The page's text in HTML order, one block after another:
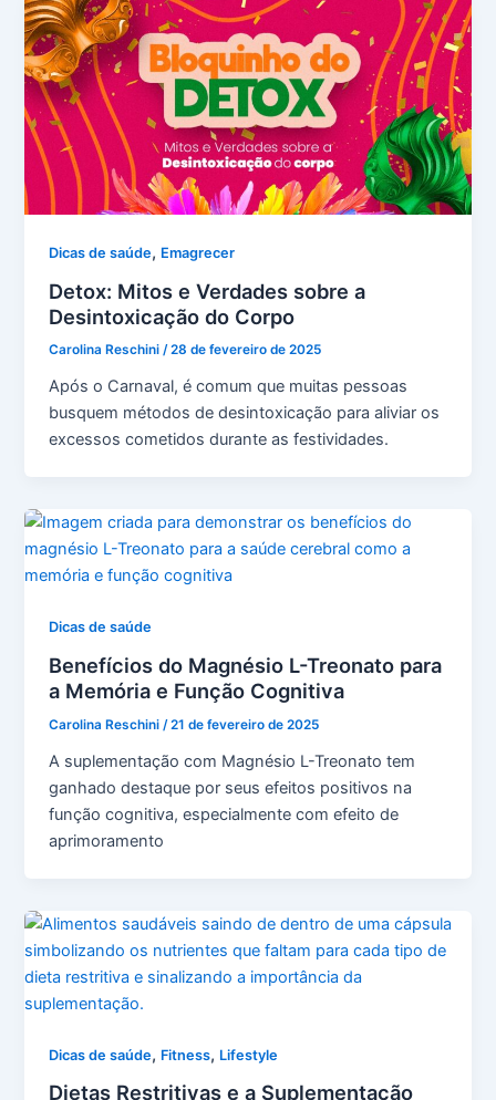
Dicas de saúde, Emagrecer
Detox: Mitos e Verdades sobre a
Desintoxicação do Corpo
Carolina Reschini/28 de fevereiro de 2025
Após o Carnaval, é comum que muitas pessoas
busquem métodos de desintoxicação para aliviar os
excessos cometidos durante as festividades.
Dicas de saúde
Benefícios do Magnésio L-Treonato para
a Memória e Função Cognitiva
Carolina Reschini/21 de fevereiro de 2025
A suplementação com Magnésio L-Treonato tem
ganhado destaque por seus efeitos positivos na
função cognitiva, especialmente com efeito de
aprimoramento
Dicas de saúde, Fitness, Lifestyle
Dietas Restritivas e a Suplementação